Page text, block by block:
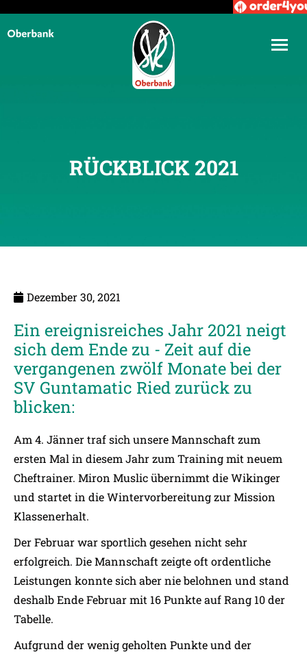
RÜCKBLICK 2021
Dezember 30, 2021
Ein ereignisreiches Jahr 2021 neigt
sich dem Ende zu - Zeit auf die
vergangenen zwölf Monate bei der
SV Guntamatic Ried zurück zu
blicken:
Am 4. Jänner traf sich unsere Mannschaft zum
ersten Mal in diesem Jahr zum Training mit neuem
Cheftrainer. Miron Muslic übernimmt die Wikinger
und startet in die Wintervorbereitung zur Mission
Klassenerhalt.
Der Februar war sportlich gesehen nicht sehr
erfolgreich. Die Mannschaft zeigte oft ordentliche
Leistungen konnte sich aber nie belohnen und stand
deshalb Ende Februar mit 16 Punkte auf Rang 10 der
Tabelle.
Aufgrund der wenig geholten Punkte und der